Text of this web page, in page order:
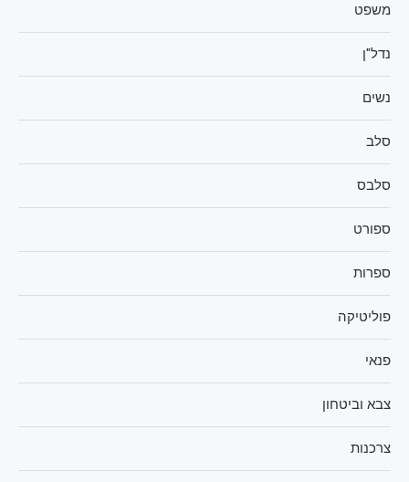
משפט
נדל"ן
נשים
סלב
סלבס
ספורט
ספרות
פוליטיקה
פנאי
צבא וביטחון
צרכנות